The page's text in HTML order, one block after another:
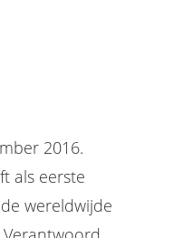
2016.
als eerste
wereldwijde